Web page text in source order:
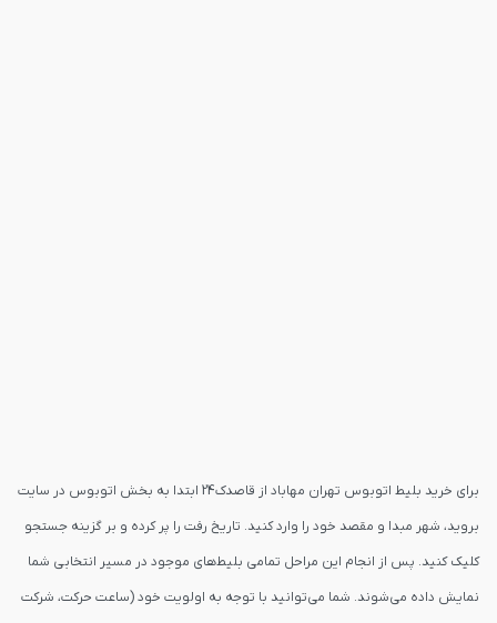
برای خرید بلیط اتوبوس تهران مهاباد از قاصدک24 ابتدا به بخش اتوبوس در سایت
بروید، شهر مبدا و مقصد خود را وارد کنید. تاریخ رفت را پر کرده و بر گزینه جستجو
کلیک کنید. پس از انجام این مراحل تمامی بلیط‌های موجود در مسیر انتخابی شما
نمایش داده می‌شوند. شما می‌توانید با توجه به اولویت خود (ساعت حرکت، شرکت